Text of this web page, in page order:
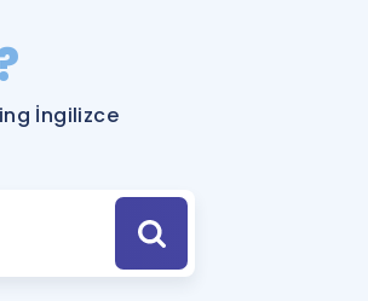
Puan Hesaplama Aracı
Hazırlananlar için Öneriler
Sınavları Tek Takvimde
İngilizce